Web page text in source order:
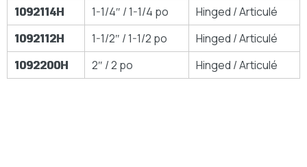
1092114H
1-1/4″ / 1-1/4 po
Hinged / Articulé
1092112H
1-1/2″ / 1-1/2 po
Hinged / Articulé
1092200H
2″ / 2 po Hinged / Articulé